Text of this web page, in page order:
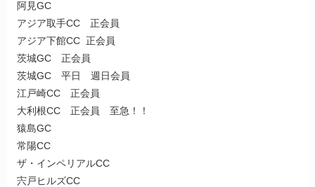
阿見GC
アジア取手CC 正会員
アジア下館CC 正会員
茨城GC 正会員
茨城GC 平日 週日会員
江戸崎CC 正会員
大利根CC 正会員 至急！！
猿島GC
常陽CC
ザ・インペリアルCC
宍戸ヒルズCC